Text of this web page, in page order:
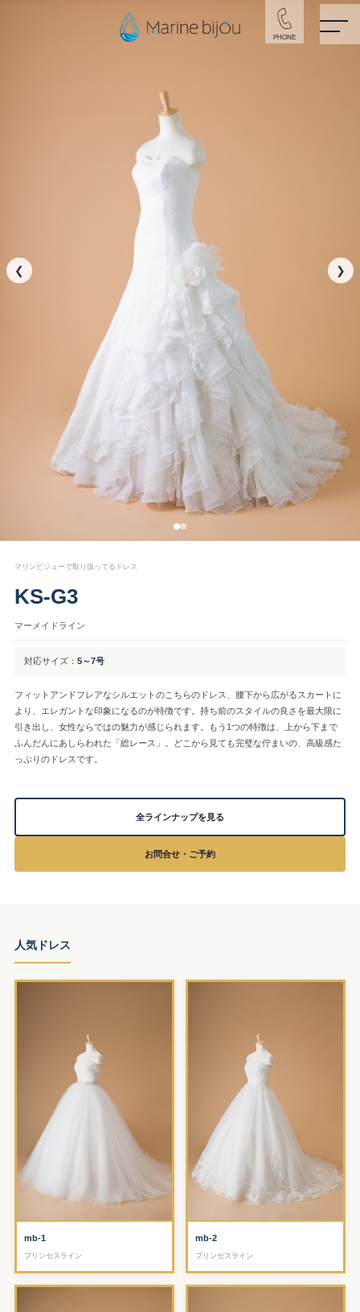
PHONE
❮ ❯
マリンビジューで取り扱ってるドレス
KS-G3
マーメイドライン
対応サイズ： 5～7号
フィットアンドフレアなシルエットのこちらのドレス、腰下から広がるスカートに
より、エレガントな印象になるのが特徴です。持ち前のスタイルの良さを最大限に
引き出し、女性ならではの魅力が感じられます。もう1つの特徴は、上から下まで
ふんだんにあしらわれた「総レース」。どこから見ても完璧な佇まいの、高級感た
っぷりのドレスです。
全ラインナップを見る
お問合せ・ご予約
人気ドレス
mb-1
プリンセスライン
mb-2
プリンセスライン